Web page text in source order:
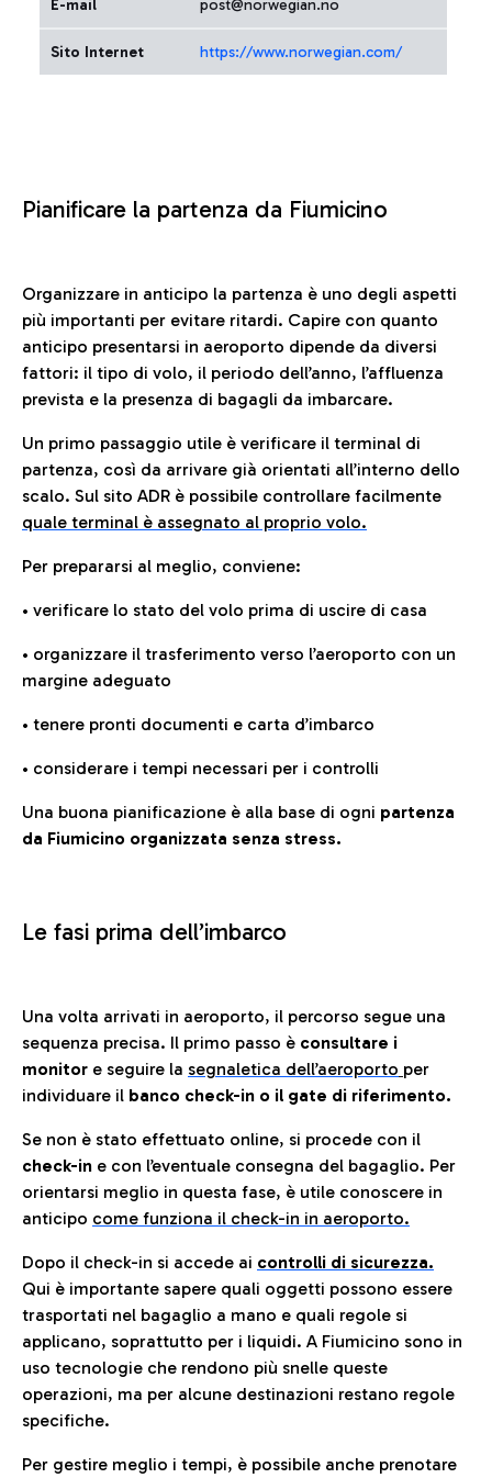
E-mail post@norwegian.no
Sito Internet https://www.norwegian.com/
Pianificare la partenza da Fiumicino
Organizzare in anticipo la partenza è uno degli aspetti
più importanti per evitare ritardi. Capire con quanto
anticipo presentarsi in aeroporto dipende da diversi
fattori: il tipo di volo, il periodo dell’anno, l’affluenza
prevista e la presenza di bagagli da imbarcare.
Un primo passaggio utile è verificare il terminal di
partenza, così da arrivare già orientati all’interno dello
scalo. Sul sito ADR è possibile controllare facilmente
quale terminal è assegnato al proprio volo.
Per prepararsi al meglio, conviene:
• verificare lo stato del volo prima di uscire di casa
• organizzare il trasferimento verso l’aeroporto con un
margine adeguato
• tenere pronti documenti e carta d’imbarco
• considerare i tempi necessari per i controlli
Una buona pianificazione è alla base di ogni partenza
da Fiumicino organizzata senza stress.
Le fasi prima dell’imbarco
Una volta arrivati in aeroporto, il percorso segue una
sequenza precisa. Il primo passo è consultare i
monitor e seguire la segnaletica dell’aeroporto per
individuare il banco check-in o il gate di riferimento.
Se non è stato effettuato online, si procede con il
check-in e con l’eventuale consegna del bagaglio. Per
orientarsi meglio in questa fase, è utile conoscere in
anticipo come funziona il check-in in aeroporto.
Dopo il check-in si accede ai controlli di sicurezza.
Qui è importante sapere quali oggetti possono essere
trasportati nel bagaglio a mano e quali regole si
applicano, soprattutto per i liquidi. A Fiumicino sono in
uso tecnologie che rendono più snelle queste
operazioni, ma per alcune destinazioni restano regole
specifiche.
Per gestire meglio i tempi, è possibile anche prenotare